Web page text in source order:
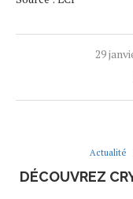
29
Actualité
DÉCOUVREZ